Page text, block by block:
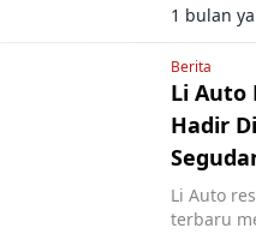
1 bulan
Berita
Li Auto
Hadir
Li Auto
terbaru